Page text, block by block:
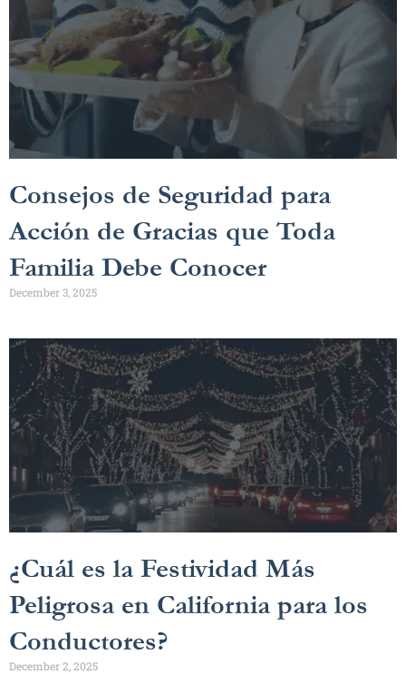
Consejos de Seguridad para
Acción de Gracias que Toda
Familia Debe Conocer
December 3, 2025
¿Cuál es la Festividad Más
Peligrosa en California para los
Conductores?
December 2, 2025